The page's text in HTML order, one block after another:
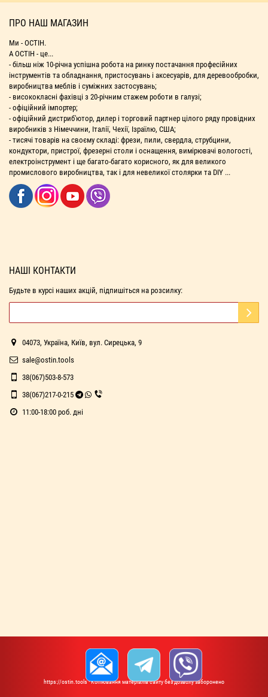
ПРО НАШ МАГАЗИН
Ми - ОСТІН.
А ОСТІН - це...
- більш ніж 10-річна успішна робота на ринку постачання професійних
інструментів та обладнання, пристосувань і аксесуарів, для деревообробки,
виробництва меблів і суміжних застосувань;
- висококласні фахівці з 20-річним стажем роботи в галузі;
- офіційний імпортер;
- офіційний дистриб'ютор, дилер і торговий партнер цілого ряду провідних
виробників з Німеччини, Італії, Чехії, Ізраїлю, США;
- тисячі товарів на своєму складі: фрези, пили, свердла, струбцини,
кондуктори, пристрої, фрезерні столи і оснащення, вимірювачі вологості,
електроінструмент і ще багато-багато корисного, як для великого
промислового виробництва, так і для невеликої столярки та DIY ...
НАШІ КОНТАКТИ
Будьте в курсі наших акцій, підпишіться на розсилку:
04073, Україна, Київ, вул. Сирецька, 9
sale@ostin.tools
38(067)503-8-573
38(067)217-0-215
11:00-18:00 роб. дні
https://ostin.tools · Копіювання матеріалів сайту без дозволу заборонено